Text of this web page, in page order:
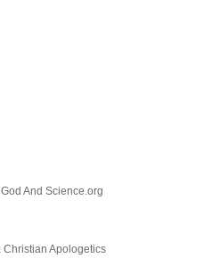
And Science.org
Christian Apologetics